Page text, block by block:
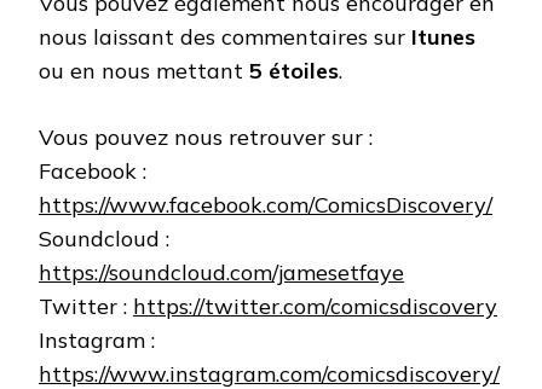
nous laissant des commentaires sur Itunes
ou en nous mettant 5 étoiles.
Vous pouvez nous retrouver sur :
Facebook :
https://www.facebook.com/ComicsDiscovery/
Soundcloud :
https://soundcloud.com/jamesetfaye
Twitter : https://twitter.com/comicsdiscovery
Instagram :
https://www.instagram.com/comicsdiscovery/